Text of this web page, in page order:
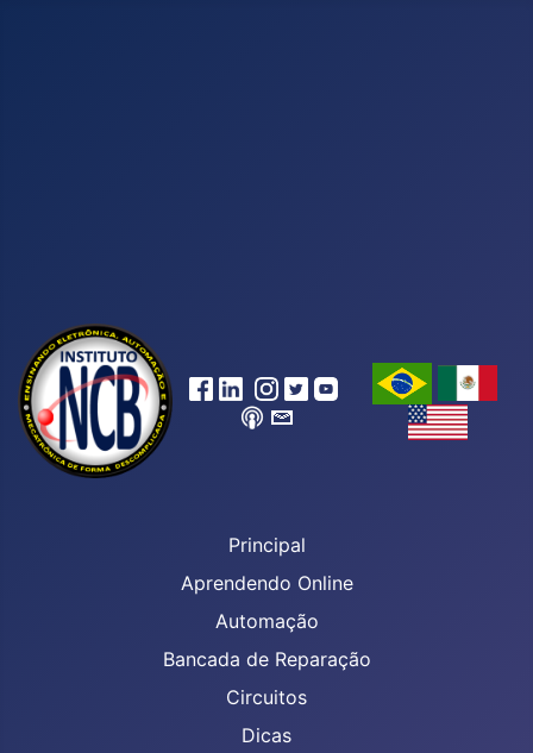
Principal
Aprendendo Online
Automação
Bancada de Reparação
Circuitos
Dicas